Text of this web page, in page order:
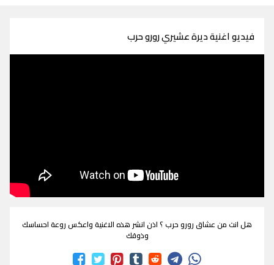
فيديو اغنية ديرة عشيري رورو حرب
هل انت من عشاق رورو حرب ؟ اذن انشر هذه الاغنية واعكس روعة احساسك
وذوقك